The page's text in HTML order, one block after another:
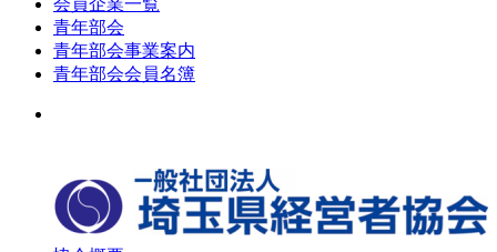
会員企業一覧
青年部会
青年部会事業案内
青年部会会員名簿